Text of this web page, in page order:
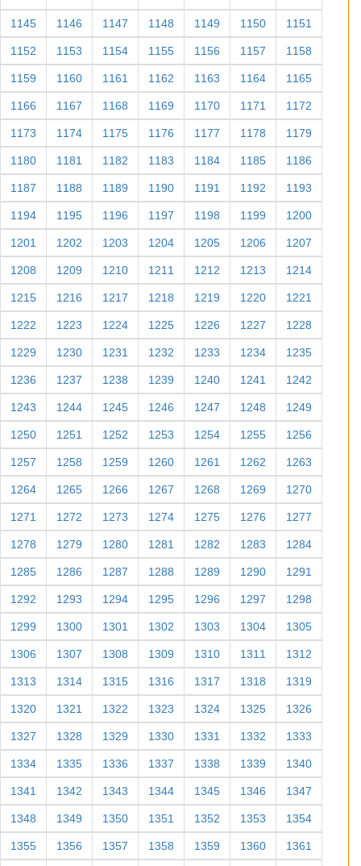
1145 1146 1147 1148 1149 1150 1151
1152 1153 1154 1155 1156 1157 1158
1159 1160 1161 1162 1163 1164 1165
1166 1167 1168 1169 1170 1171 1172
1173 1174 1175 1176 1177 1178 1179
1180 1181 1182 1183 1184 1185 1186
1187 1188 1189 1190 1191 1192 1193
1194 1195 1196 1197 1198 1199 1200
1201 1202 1203 1204 1205 1206 1207
1208 1209 1210 1211 1212 1213 1214
1215 1216 1217 1218 1219 1220 1221
1222 1223 1224 1225 1226 1227 1228
1229 1230 1231 1232 1233 1234 1235
1236 1237 1238 1239 1240 1241 1242
1243 1244 1245 1246 1247 1248 1249
1250 1251 1252 1253 1254 1255 1256
1257 1258 1259 1260 1261 1262 1263
1264 1265 1266 1267 1268 1269 1270
1271 1272 1273 1274 1275 1276 1277
1278 1279 1280 1281 1282 1283 1284
1285 1286 1287 1288 1289 1290 1291
1292 1293 1294 1295 1296 1297 1298
1299 1300 1301 1302 1303 1304 1305
1306 1307 1308 1309 1310 1311 1312
1313 1314 1315 1316 1317 1318 1319
1320 1321 1322 1323 1324 1325 1326
1327 1328 1329 1330 1331 1332 1333
1334 1335 1336 1337 1338 1339 1340
1341 1342 1343 1344 1345 1346 1347
1348 1349 1350 1351 1352 1353 1354
1355 1356 1357 1358 1359 1360 1361